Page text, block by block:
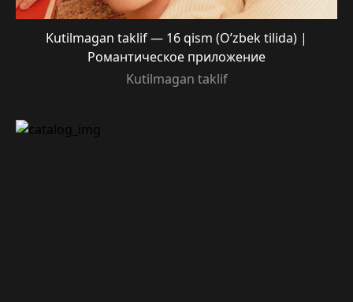
Kutilmagan taklif — 16 qism (O’zbek tilida) |
Романтическое приложение
Kutilmagan taklif